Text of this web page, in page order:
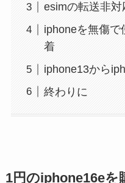
esimの転送非対
iphoneを無傷で
着
iphone13から
終わりに
1円のiphone16eを